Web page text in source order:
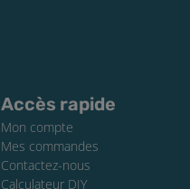
Accès rapide
Mon compte
Mes commandes
Contactez-nous
Calculateur DIY